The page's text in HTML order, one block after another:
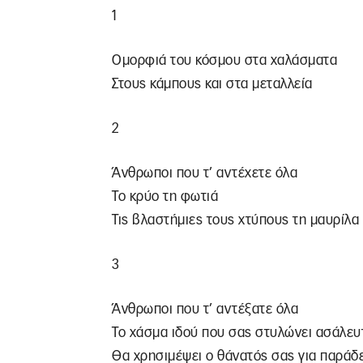
1
Ομορφιά του κόσμου στα χαλάσματα
Στους κάμπους και στα μεταλλεία
2
Άνθρωποι που τ’ αντέχετε όλα
Το κρύο τη φωτιά
Τις βλαστήμιες τους χτύπους τη μαυρίλα
3
Άνθρωποι που τ’ αντέξατε όλα
Το χάσμα ιδού που σας στυλώνει
Θα χρησιμέψει ο θάνατός σας για